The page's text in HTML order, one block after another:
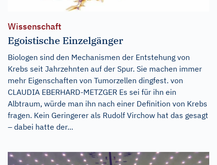
Wissenschaft
Egoistische Einzelgänger
Biologen sind den Mechanismen der Entstehung von
Krebs seit Jahrzehnten auf der Spur. Sie machen immer
mehr Eigenschaften von Tumorzellen dingfest. von
CLAUDIA EBERHARD-METZGER Es sei für ihn ein
Albtraum, würde man ihn nach einer Definition von Krebs
fragen. Kein Geringerer als Rudolf Virchow hat das gesagt
– dabei hatte der...